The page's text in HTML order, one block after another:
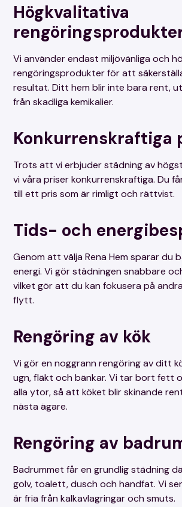
Högkvalitativa
Vi använder endast miljövänliga och
rengöringsprodukter för att
resultat. Ditt hem blir inte bara rent,
från skadliga kemikalier.
Konkurrenskraftiga
Trots att vi erbjuder städning av
vi våra priser konkurrenskraftiga. Du
till ett pris som är rimligt och rättvist.
Tids- och
Genom att välja Rena Hem sparar du
energi. Vi gör städningen snabbare
vilket gör att du kan fokusera på
flytt.
Rengöring av kök
Vi gör en noggrann rengöring av ditt
ugn, fläkt och bänkar. Vi tar bort fett
alla ytor, så att köket blir skinande
nästa ägare.
Rengöring av
Badrummet får en grundlig städning
golv, toalett, dusch och handfat. Vi
är fria från kalkavlagringar och smuts.